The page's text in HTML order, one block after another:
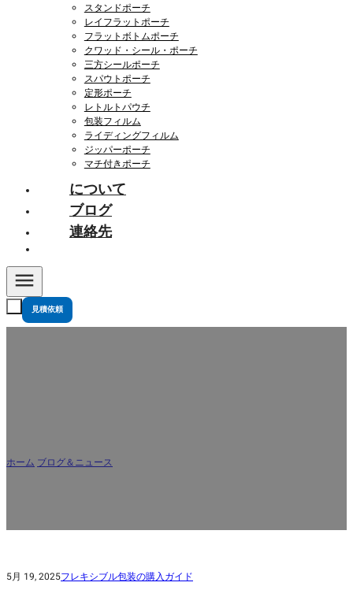
スタンドポーチ
レイフラットポーチ
フラットボトムポーチ
クワッド・シール・ポーチ
三方シールポーチ
スパウトポーチ
定形ポーチ
レトルトパウチ
包装フィルム
ライディングフィルム
ジッパーポーチ
マチ付きポーチ
について
ブログ
連絡先
見積依頼
ホーム ブログ＆ニュース
5月 19, 2025フレキシブル包装の購入ガイド